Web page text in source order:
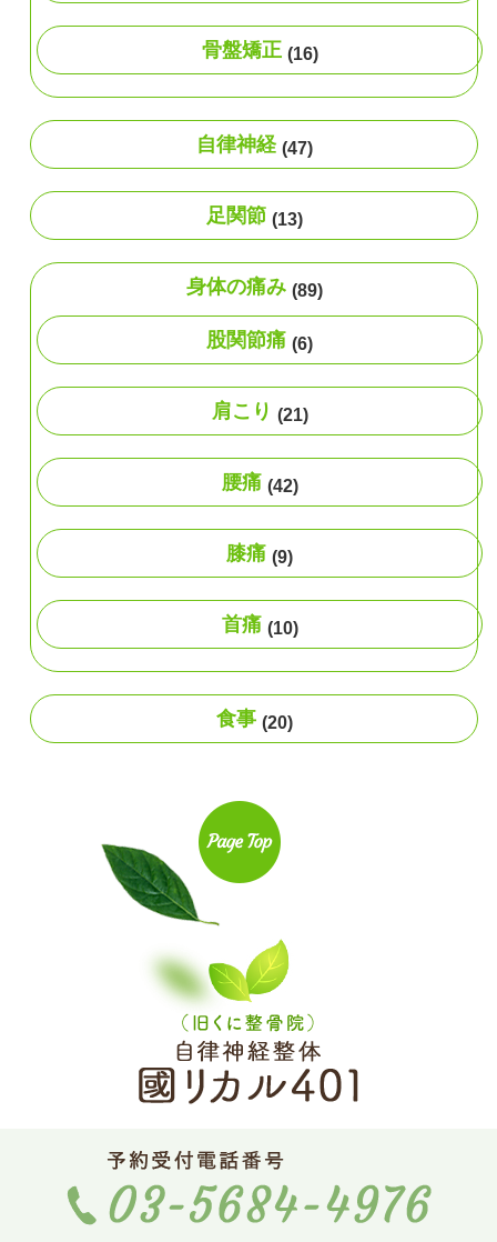
骨盤矯正 (16)
自律神経 (47)
足関節 (13)
身体の痛み (89)
股関節痛 (6)
肩こり (21)
腰痛 (42)
膝痛 (9)
首痛 (10)
食事 (20)